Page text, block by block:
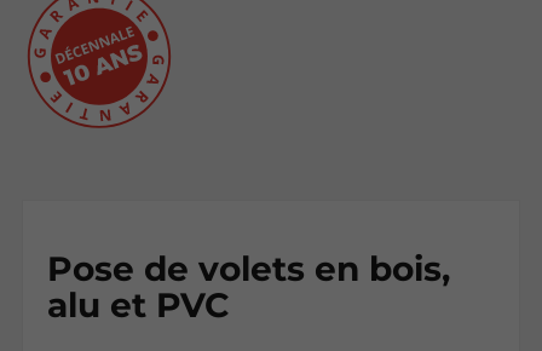
Pose de volets en bois,
alu et PVC